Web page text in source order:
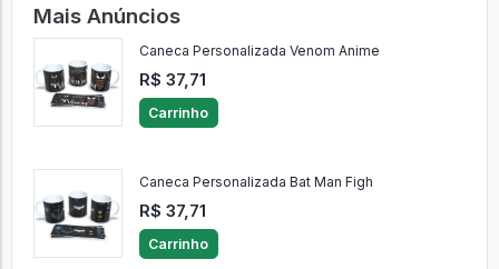
Mais Anúncios
Caneca Personalizada Venom Anime
R$ 37,71
Carrinho
Caneca Personalizada Bat Man Figh
R$ 37,71
Carrinho